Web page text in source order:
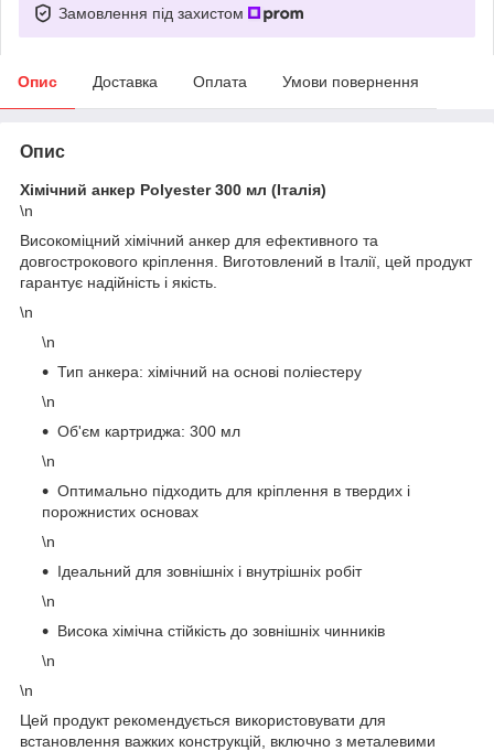
Замовлення під захистом
Опис Доставка Оплата Умови повернення
Опис
Хімічний анкер Polyester 300 мл (Італія)
\n
Високоміцний хімічний анкер для ефективного та
довгострокового кріплення. Виготовлений в Італії, цей продукт
гарантує надійність і якість.
\n
\n
Тип анкера: хімічний на основі поліестеру
\n
Об'єм картриджа: 300 мл
\n
Оптимально підходить для кріплення в твердих і
порожнистих основах
\n
Ідеальний для зовнішніх і внутрішніх робіт
\n
Висока хімічна стійкість до зовнішніх чинників
\n
\n
Цей продукт рекомендується використовувати для
встановлення важких конструкцій, включно з металевими